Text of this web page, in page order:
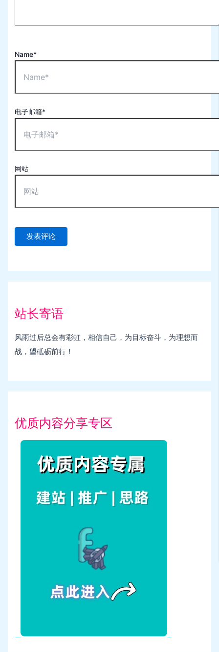
Name*
电子邮箱*
网站
站长寄语
风雨过后总会有彩虹，相信自己，为目标奋斗，为理想而
战，望砥砺前行！
优质内容分享专区